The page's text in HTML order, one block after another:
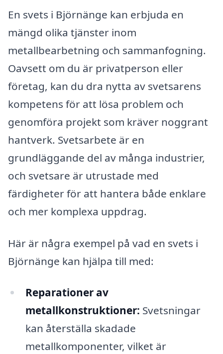
En svets i Björnänge kan erbjuda en
mängd olika tjänster inom
metallbearbetning och sammanfogning.
Oavsett om du är privatperson eller
företag, kan du dra nytta av svetsarens
kompetens för att lösa problem och
genomföra projekt som kräver noggrant
hantverk. Svetsarbete är en
grundläggande del av många industrier,
och svetsare är utrustade med
färdigheter för att hantera både enklare
och mer komplexa uppdrag.
Här är några exempel på vad en svets i
Björnänge kan hjälpa till med:
Reparationer av
metallkonstruktioner: Svetsningar
kan återställa skadade
metallkomponenter, vilket är